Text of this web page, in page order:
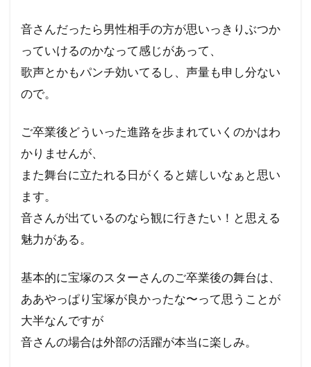
音さんだったら男性相手の方が思いっきりぶつか
っていけるのかなって感じがあって、
歌声とかもパンチ効いてるし、声量も申し分ない
ので。
ご卒業後どういった進路を歩まれていくのかはわ
かりませんが、
また舞台に立たれる日がくると嬉しいなぁと思い
ます。
音さんが出ているのなら観に行きたい！と思える
魅力がある。
基本的に宝塚のスターさんのご卒業後の舞台は、
ああやっぱり宝塚が良かったな〜って思うことが
大半なんですが
音さんの場合は外部の活躍が本当に楽しみ。